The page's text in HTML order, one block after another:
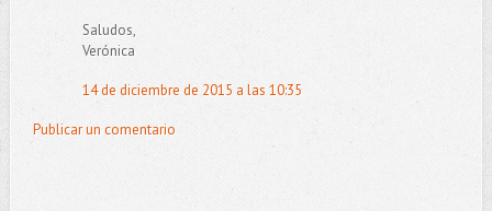
Saludos,
Verónica
14 de diciembre de 2015 a las 10:35
Publicar un comentario